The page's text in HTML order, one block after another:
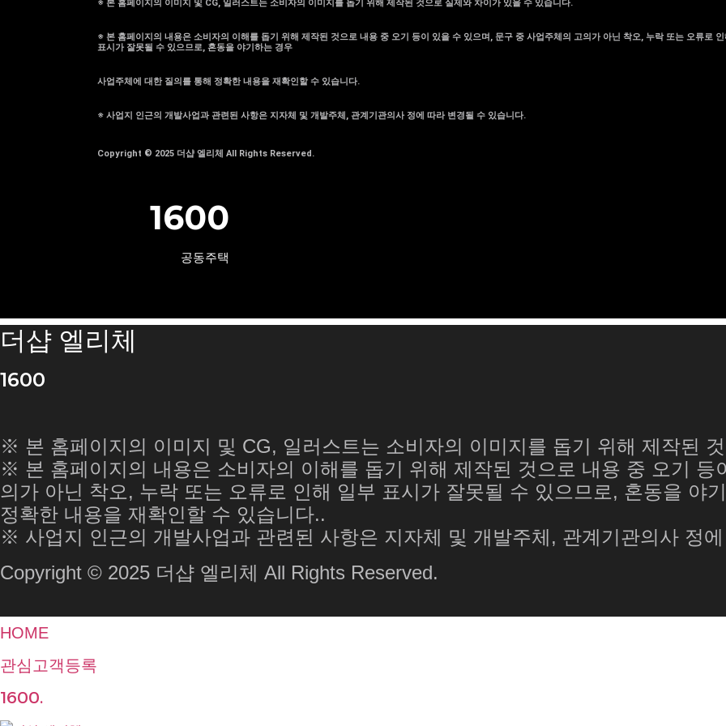
※ 본 홈페이지의 이미지 및 CG, 일러스트는 소비자의 이미지를 돕기 위해 제작된 것으로 실제와 차이가 있을 수 있습니다.
※ 본 홈페이지의 내용은 소비자의 이해를 돕기 위해 제작된 것으로 내용 중 오기 등이 있을 수 있으며, 문구 중 사업주체의 고의가 아닌 착오, 누락 또는 오류로
표시가 잘못될 수 있으므로, 혼동을 야기하는 경우
사업주체에 대한 질의를 통해 정확한 내용을 재확인할 수 있습니다.
※ 사업지 인근의 개발사업과 관련된 사항은 지자체 및 개발주체, 관계기관의사 정에 따라 변경될 수 있습니다.
Copyright © 2025 더샵 엘리체 All Rights Reserved.
1600
공동주택
더샵 엘리체
1600
※ 본 홈페이지의 이미지 및 CG, 일러스트는 소비자의 이미지를 돕기 위해 제작된
※ 본 홈페이지의 내용은 소비자의 이해를 돕기 위해 제작된 것으로 내용 중 오기
의가 아닌 착오, 누락 또는 오류로 인해 일부 표시가 잘못될 수 있으므로, 혼동을 야
정확한 내용을 재확인할 수 있습니다..
※ 사업지 인근의 개발사업과 관련된 사항은 지자체 및 개발주체, 관계기관의사 정
Copyright © 2025 더샵 엘리체 All Rights Reserved.
HOME
관심고객등록
1600.